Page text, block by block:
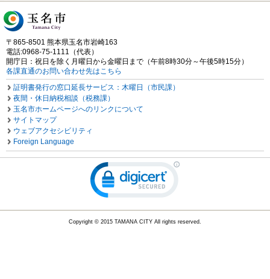
〒865-8501 熊本県玉名市岩崎163
電話:0968-75-1111（代表）
開庁日：祝日を除く月曜日から金曜日まで（午前8時30分～午後5時15分）
各課直通のお問い合わせ先はこちら
証明書発行の窓口延長サービス：木曜日（市民課）
夜間・休日納税相談（税務課）
玉名市ホームページへのリンクについて
サイトマップ
ウェブアクセシビリティ
Foreign Language
Copyright © 2015 TAMANA CITY All rights reserved.